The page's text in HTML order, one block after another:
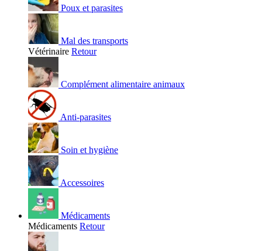
Poux et parasites
Mal des transports
Vétérinaire Retour
Complément alimentaire animaux
Anti-parasites
Soin et hygiène
Accessoires
Médicaments
Médicaments Retour